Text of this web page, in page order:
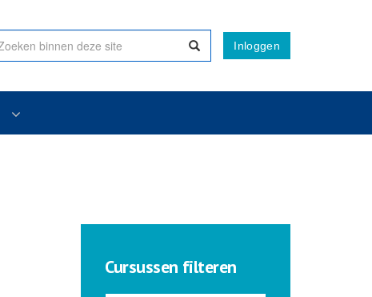
Inloggen
Cursussen filteren